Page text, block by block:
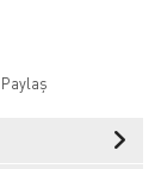
Paylaş